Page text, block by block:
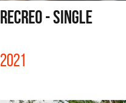
RECREO - SINGLE
2021